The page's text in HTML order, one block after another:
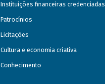
Instituições financeiras credenciadas
Patrocínios
Licitações
Cultura e economia criativa
Conhecimento